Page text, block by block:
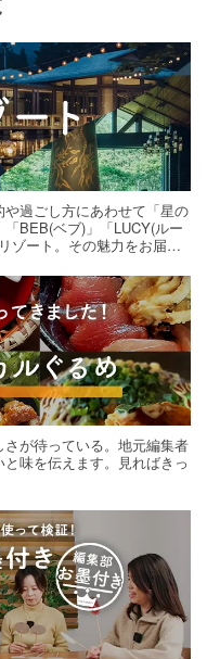
や過ごし方にあわせて「星の
BEB(ベブ)」「LUCY(ルー
ゾート。その魅力をお届け
が待っている。地元編集者
味を伝えます。見ればきっ